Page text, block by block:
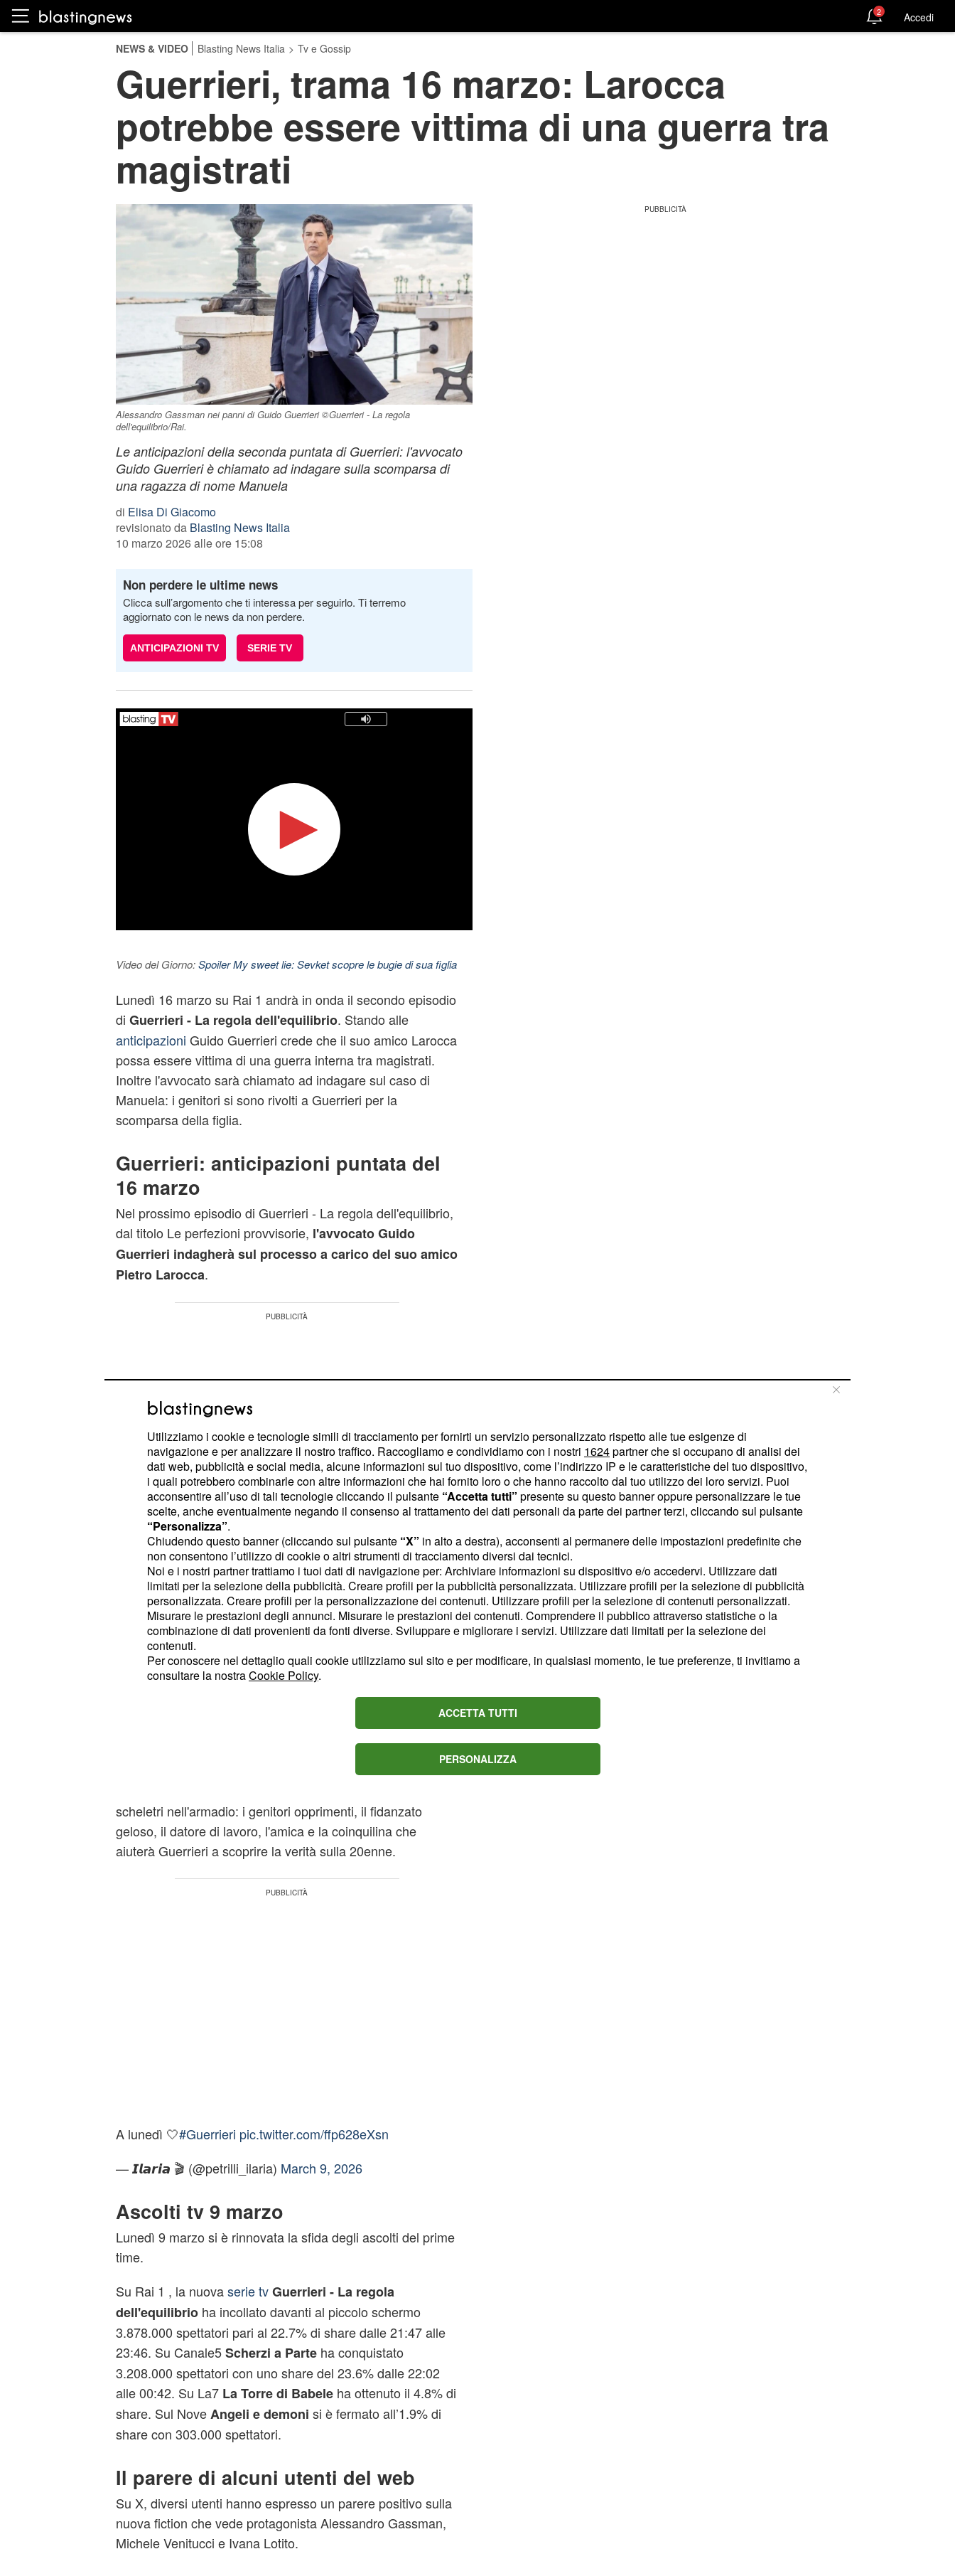
2 Accedi
NEWS & VIDEO Blasting News Italia > Tv e Gossip
Guerrieri, trama 16 marzo: Larocca
potrebbe essere vittima di una guerra tra
magistrati
Alessandro Gassman nei panni di Guido Guerrieri ©Guerrieri - La regola
dell'equilibrio/Rai.
Le anticipazioni della seconda puntata di Guerrieri: l'avvocato
Guido Guerrieri è chiamato ad indagare sulla scomparsa di
una ragazza di nome Manuela
di Elisa Di Giacomo
revisionato da Blasting News Italia
10 marzo 2026 alle ore 15:08
Non perdere le ultime news
Clicca sull’argomento che ti interessa per seguirlo. Ti terremo
aggiornato con le news da non perdere.
ANTICIPAZIONI TV SERIE TV
Video del Giorno:Spoiler My sweet lie: Sevket scopre le bugie di sua figlia
Lunedì 16 marzo su Rai 1 andrà in onda il secondo episodio
di Guerrieri - La regola dell'equilibrio. Stando alle
anticipazioni Guido Guerrieri crede che il suo amico Larocca
possa essere vittima di una guerra interna tra magistrati.
Inoltre l'avvocato sarà chiamato ad indagare sul caso di
Manuela: i genitori si sono rivolti a Guerrieri per la
scomparsa della figlia.
Guerrieri: anticipazioni puntata del
16 marzo
Nel prossimo episodio di Guerrieri - La regola dell'equilibrio,
dal titolo Le perfezioni provvisorie, l'avvocato Guido
Guerrieri indagherà sul processo a carico del suo amico
Pietro Larocca.
Quest'ultimo potrebbe essere vittima di una guerra interna
tra magistrati per escluderlo dalla corsa per diventare
presidente del tribunale di Bari. Berardi invece si concentra
su un'associazione che vede ai vertici l'imprenditore barese
Ghirardi e il suo braccio destro Stefano Corsano:
quest'ultimo avrebbe una relazione con Annapaola e
potrebbe essere l'anello di congiunzione tra Ghirardi e
Guido riceverà un
che denunciano la sparizione
della figlia Manuela. La ragazza sembra avere una vita
scheletri nell'armadio: i genitori opprimenti, il fidanzato
geloso, il datore di lavoro, l'amica e la coinquilina che
aiuterà Guerrieri a scoprire la verità sulla 20enne.
A lunedì 🤍#Guerrieri pic.twitter.com/ffp628eXsn
— 𝙄𝙡𝙖𝙧𝙞𝙖 🎬 (@petrilli_ilaria) March 9, 2026
Ascolti tv 9 marzo
Lunedì 9 marzo si è rinnovata la sfida degli ascolti del prime
time.
Su Rai 1 , la nuovaserie tv Guerrieri - La regola
dell'equilibrioha incollato davanti al piccolo schermo
3.878.000 spettatori pari al 22.7% di share dalle 21:47 alle
23:46. Su Canale5Scherzi a Parteha conquistato
3.208.000 spettatori con uno share del 23.6% dalle 22:02
alle 00:42. Su La7 La Torre di Babeleha ottenuto il 4.8% di
share. Sul NoveAngeli e demoni si è fermato all’1.9% di
share con 303.000 spettatori.
Il parere di alcuni utenti del web
Su X, diversi utenti hanno espresso un parere positivo sulla
nuova fiction che vede protagonista Alessandro Gassman,
Michele Venitucci e Ivana Lotito.
Utilizziamo i cookie e tecnologie simili di tracciamento per fornirti un servizio personalizzato rispetto alle tue esigenze di
navigazione e per analizzare il nostro traffico. Raccogliamo e condividiamo con i nostri 1624partner che si occupano di analisi dei
dati web, pubblicità e social media, alcune informazioni sul tuo dispositivo, come l’indirizzo IP e le caratteristiche del tuo dispositivo,
i quali potrebbero combinarle con altre informazioni che hai fornito loro o che hanno raccolto dal tuo utilizzo dei loro servizi. Puoi
acconsentire all’uso di tali tecnologie cliccando il pulsante “Accetta tutti” presente su questo banner oppure personalizzare le tue
scelte, anche eventualmente negando il consenso al trattamento dei dati personali da parte dei partner terzi, cliccando sul pulsante
“Personalizza”.
Chiudendo questo banner (cliccando sul pulsante “X” in alto a destra), acconsenti al permanere delle impostazioni predefinite che
non consentono l’utilizzo di cookie o altri strumenti di tracciamento diversi dai tecnici.
Noi e i nostri partner trattiamo i tuoi dati di navigazione per: Archiviare informazioni su dispositivo e/o accedervi. Utilizzare dati
limitati per la selezione della pubblicità. Creare profili per la pubblicità personalizzata. Utilizzare profili per la selezione di pubblicità
personalizzata. Creare profili per la personalizzazione dei contenuti. Utilizzare profili per la selezione di contenuti personalizzati.
Misurare le prestazioni degli annunci. Misurare le prestazioni dei contenuti. Comprendere il pubblico attraverso statistiche o la
combinazione di dati provenienti da fonti diverse. Sviluppare e migliorare i servizi. Utilizzare dati limitati per la selezione dei
contenuti.
Per conoscere nel dettaglio quali cookie utilizziamo sul sito e per modificare, in qualsiasi momento, le tue preferenze, ti invitiamo a
consultare la nostraCookie Policy.
ACCETTA TUTTI
PERSONALIZZA